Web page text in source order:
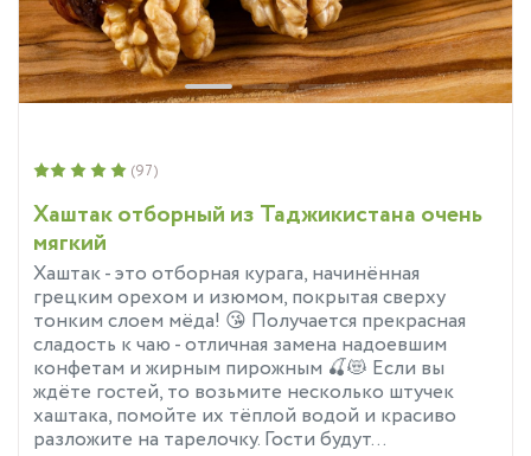
Хаштак отборный из Таджикистана очень
мягкий
Хаштак - это отборная курага, начинённая
грецким орехом и изюмом, покрытая сверху
тонким слоем мёда! 😘 Получается прекрасная
сладость к чаю - отличная замена надоевшим
конфетам и жирным пирожным 🍒😻 Если вы
ждёте гостей, то возьмите несколько штучек
хаштака, помойте их тёплой водой и красиво
разложите на тарелочку. Гости будут...
(97)